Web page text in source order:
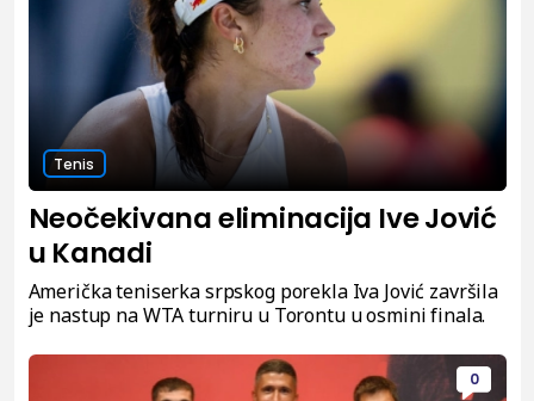
Tenis
Neočekivana eliminacija Ive Jović
u Kanadi
Američka teniserka srpskog porekla Iva Jović završila
je nastup na WTA turniru u Torontu u osmini finala.
0